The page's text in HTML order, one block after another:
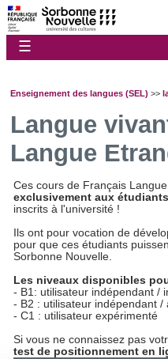
☰
Enseignement des langues (SEL) >>
Langue
Langue
Ces cours de Français
exclusivement aux
inscrits à l'université !
Ils ont pour vocation de
pour que ces étudiants
Sorbonne Nouvelle.
Les niveaux disponibles
- B1: utilisateur indépendant /
- B2 : utilisateur indépendant /
- C1 : utilisateur expérimenté
Si vous ne connaissez pas
test de positionnement en